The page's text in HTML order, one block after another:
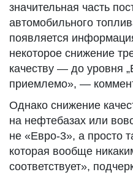
значительная часть
автомобильного
появляется
некоторое снижение
качеству — до уровня
приемлемо», —
Однако снижение
на нефтебазах или
не «Евро-3», а просто
которая вообще
соответствует»,